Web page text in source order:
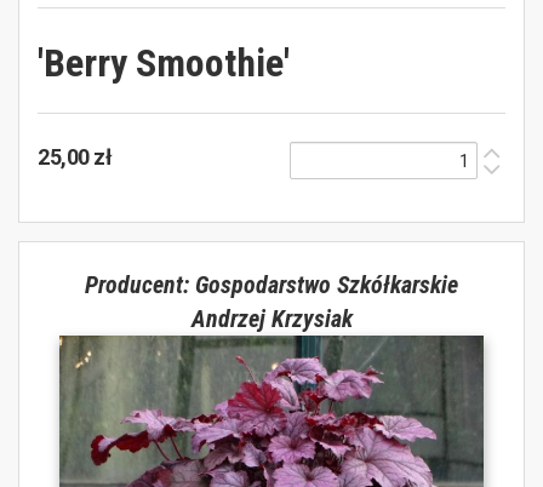
'Berry Smoothie'
25,00 zł
Producent: Gospodarstwo Szkółkarskie
Andrzej Krzysiak